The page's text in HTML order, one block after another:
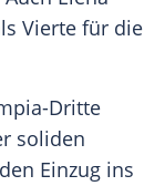
Vierte für die
Dritte
soliden
Einzug ins